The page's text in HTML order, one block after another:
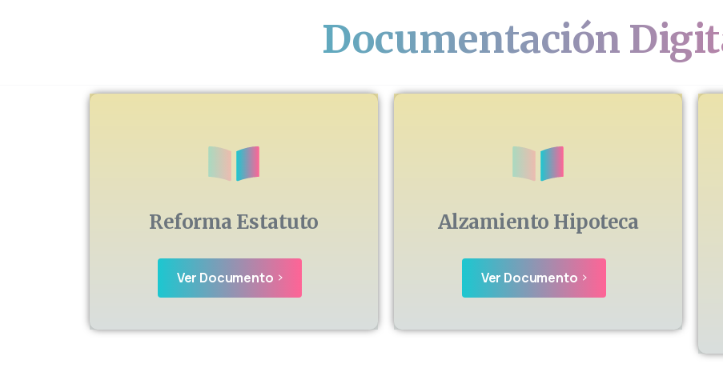
Documentación
Reforma Estatuto
Ver Documento
Alzamiento Hipoteca
Ver Documento